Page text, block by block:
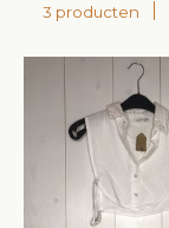
3 producten